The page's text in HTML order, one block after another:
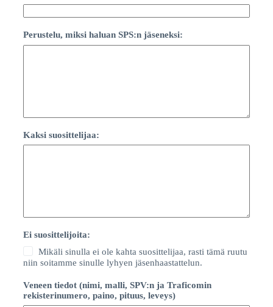
Perustelu, miksi haluan SPS:n jäseneksi:
Kaksi suosittelijaa:
Ei suosittelijoita:
Mikäli sinulla ei ole kahta suosittelijaa, rasti tämä ruutu
niin soitamme sinulle lyhyen jäsenhaastattelun.
Veneen tiedot (nimi, malli, SPV:n ja Traficomin
rekisterinumero, paino, pituus, leveys)